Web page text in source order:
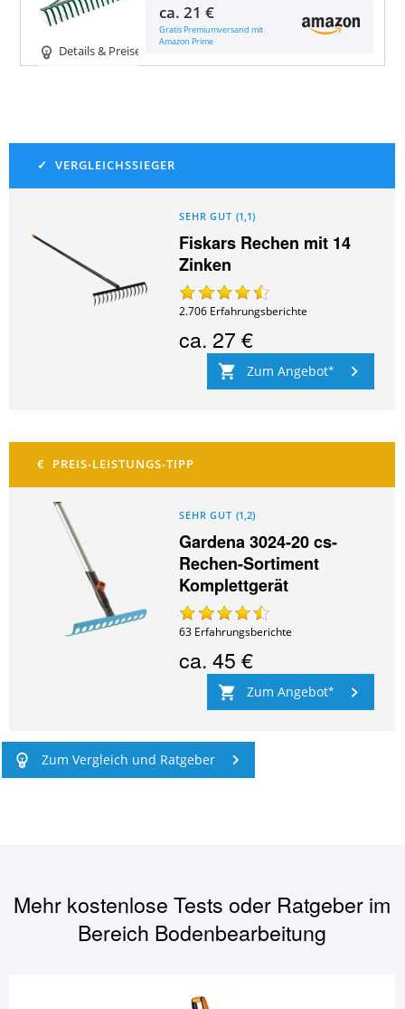
Details & Preise
ca.21 €
Gratis Premiumversand mit
Amazon Prime
SEHR GUT (1,1)
Fiskars Rechen mit 14
Zinken
2.706 Erfahrungsberichte
ca.27 €
Zum Angebot
SEHR GUT (1,2)
Gardena 3024-20 cs-
Rechen-Sortiment
Komplettgerät
63 Erfahrungsberichte
ca.45 €
Zum Angebot
Zum Vergleich und Ratgeber
Mehr kostenlose Tests oder Ratgeber im
Bereich Bodenbearbeitung